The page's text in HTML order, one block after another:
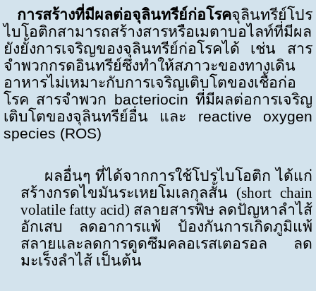
การสร้างที่มีผลต่อจุลินทรีย์ก่อโรคจุลินทรีย์โปร
ไบโอติกสามารถสร้างสารหรือเมตาบอไลท์ที่มีผล
ยังยั้งการเจริญของจุลินทรีย์ก่อโรคได้ เช่น สาร
จำพวกกรดอินทรีย์ซึ่งทำให้สภาวะของทางเดิน
อาหารไม่เหมาะกับการเจริญเติบโตของเชื้อก่อ
โรค สารจำพวก bacteriocinที่มีผลต่อการเจริญ
เติบโตของจุลินทรีย์อื่น และ reactive oxygen
species (ROS)
ผลอื่นๆ ที่ได้จากการใช้โปรไบโอติก ได้แก่
สร้างกรดไขมันระเหยโมเลกุลสั้น (short chain
volatile fatty acid) สลายสารพิษ ลดปัญหาลำไส้
อักเสบ ลดอาการแพ้ ป้องกันการเกิดภูมิแพ้
สลายและลดการดูดซึมคลอเรสเตอรอล ลด
มะเร็งลำไส้ เป็นต้น